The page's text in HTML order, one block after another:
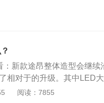
：新款途昂整体造型会继续
相对于的升级。其中LED
，图片车型可能是低配的
阅读：7855